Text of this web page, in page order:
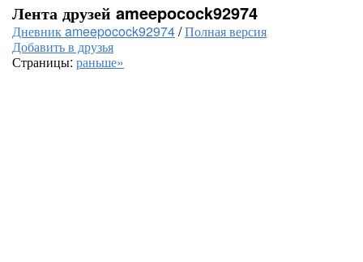
Лента друзей ameepocock92974
Дневник ameepocock92974/Полная версия
Добавить в друзья
Страницы: раньше»